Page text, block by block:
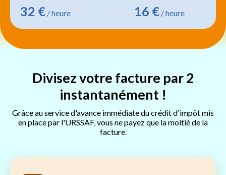
32 € / heure 16 € / heure
Divisez votre facture par 2
instantanément !
Grâce au service d'avance immédiate du crédit d'impôt mis
en place par l'URSSAF, vous ne payez que la moitié de la
facture.